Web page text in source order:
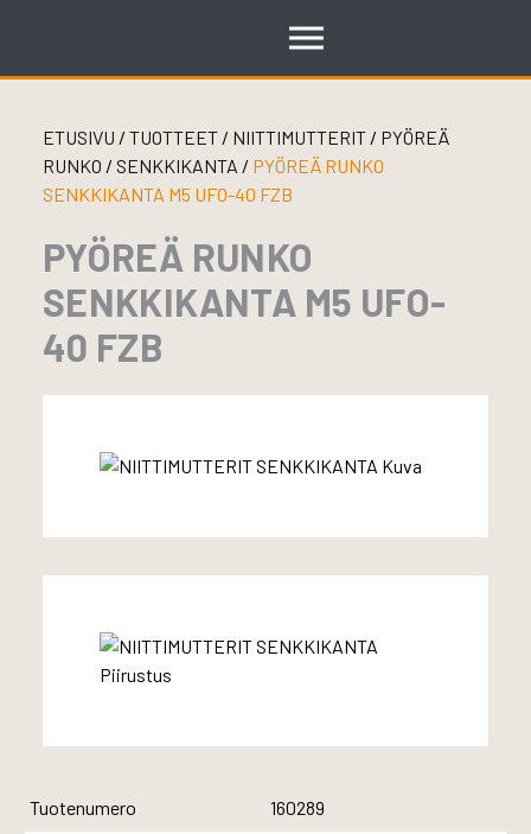
ETUSIVU / TUOTTEET/ NIITTIMUTTERIT / PYÖREÄ
RUNKO / SENKKIKANTA / PYÖREÄ RUNKO
SENKKIKANTA M5 UFO-40 FZB
PYÖREÄ RUNKO
SENKKIKANTA M5 UFO-
40 FZB
Tuotenumero 160289